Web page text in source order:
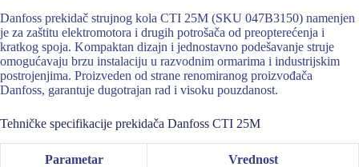
Danfoss prekidač strujnog kola CTI 25M (SKU 047B3150) namenjen
je za zaštitu elektromotora i drugih potrošača od preopterećenja i
kratkog spoja. Kompaktan dizajn i jednostavno podešavanje struje
omogućavaju brzu instalaciju u razvodnim ormarima i industrijskim
postrojenjima. Proizveden od strane renomiranog proizvođača
Danfoss, garantuje dugotrajan rad i visoku pouzdanost.
Tehničke specifikacije prekidača Danfoss CTI 25M
Parametar Vrednost